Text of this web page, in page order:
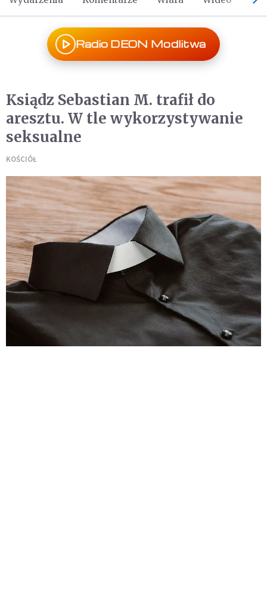
Radio DEON Modlitwa
Ksiądz Sebastian M. trafił do
aresztu. W tle wykorzystywanie
seksualne
KOŚCIÓŁ